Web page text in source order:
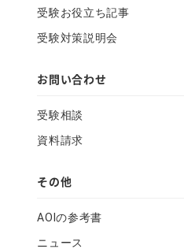
受験お役立ち記事
受験対策説明会
お問い合わせ
受験相談
資料請求
その他
AOIの参考書
ニュース